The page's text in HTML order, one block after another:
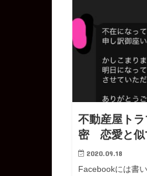
不動産屋ト
密 恋愛と似
2020.09.18
Facebookには書